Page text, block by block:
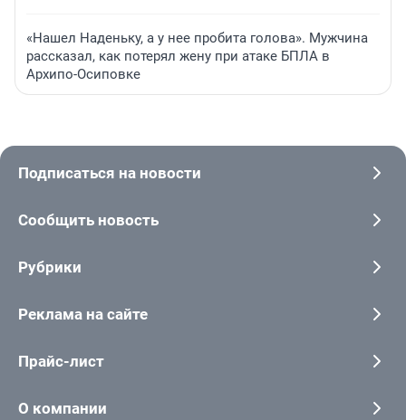
«Нашел Наденьку, а у нее пробита голова». Мужчина
рассказал, как потерял жену при атаке БПЛА в
Архипо-Осиповке
Подписаться на новости
Сообщить новость
Рубрики
Реклама на сайте
Прайс-лист
О компании